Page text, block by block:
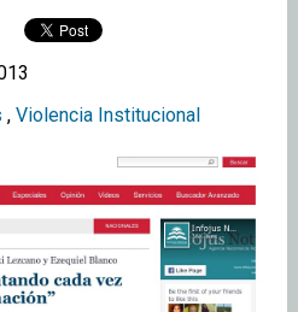
, Violencia Institucional